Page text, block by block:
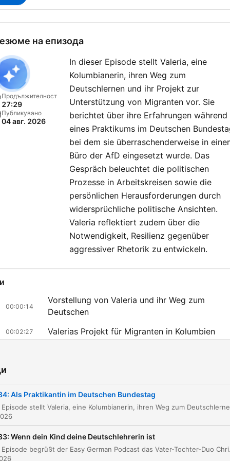
на епизода
Продължителност
27:29
Публикувано
04 авг. 2026
In dieser Episode stellt Valeria, eine
Kolumbianerin, ihren Weg zum
Deutschlernen und ihr Projekt zur
Unterstützung von Migranten vor. Sie
berichtet über ihre Erfahrungen während
eines Praktikums im Deutschen
bei dem sie überraschenderweise in
Büro der AfD eingesetzt wurde. Das
Gespräch beleuchtet die politischen
Prozesse in Arbeitskreisen sowie die
persönlichen Herausforderungen durch
widersprüchliche politische Ansichten.
Valeria reflektiert zudem über die
Notwendigkeit, Resilienz gegenüber
aggressiver Rhetorik zu entwickeln.
00:00:14
Vorstellung von Valeria und ihr Weg zum
Deutschen
00:02:27 Valerias Projekt für Migranten in Kolumbien
00:17:44
Reflektionen über das Praktikum und
Widersprüche
00:22:35 Persönliche Erkenntnisse und Resilienz
върху глава, за да преминете директно към този момент
Als Praktikantin im Deutschen Bundestag
Wenn dein Kind deine Deutschlehrerin ist
In dieser Episode begrüßt der Easy German Podcast